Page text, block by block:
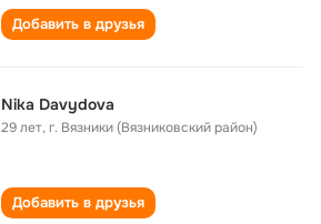
Добавить в друзья
Nika Davydova
29 лет,г. Вязники (Вязниковский район)
Добавить в друзья